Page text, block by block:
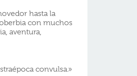
hasta la
con muchos
aventura,
convulsa.»